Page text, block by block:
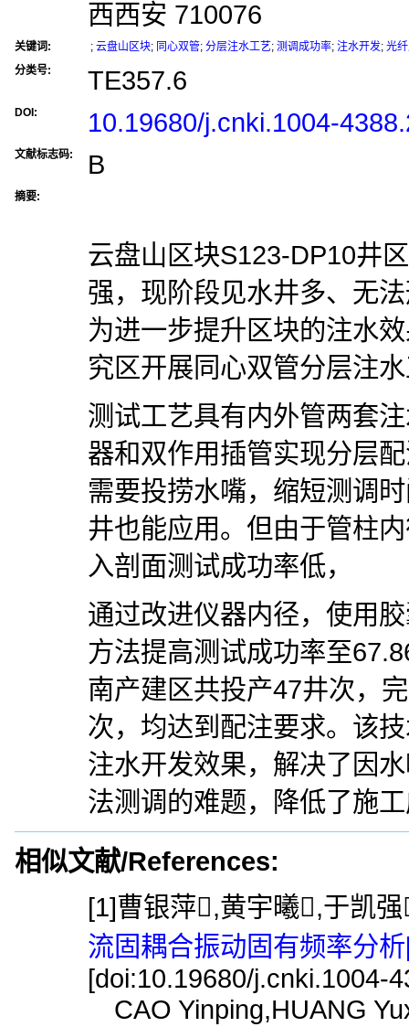
西西安 710076
关键词: ; 云盘山区块; 同心双管; 分层注水工艺; 测调成功率; 注水开发; 光
分类号:
TE357.6
DOI: 10.19680/j.cnki.1004-
文献标志码: B
摘要:
云盘山区块S123-DP10井
强，现阶段见水井多、无
为进一步提升区块的注水
究区开展同心双管分层注
测试工艺具有内外管两套
器和双作用插管实现分层
需要投捞水嘴，缩短测调
井也能应用。但由于管柱
入剖面测试成功率低，
通过改进仪器内径，使用
方法提高测试成功率至
南产建区共投产47井次，
次，均达到配注要求。该
注水开发效果，解决了因
法测调的难题，降低了施
相似文献/References:
[1]曹银萍,黄宇曦,于凯
流固耦合振动固有频率分
[doi:10.19680/j.cnki.1004-
CAO Yinping,HUANG